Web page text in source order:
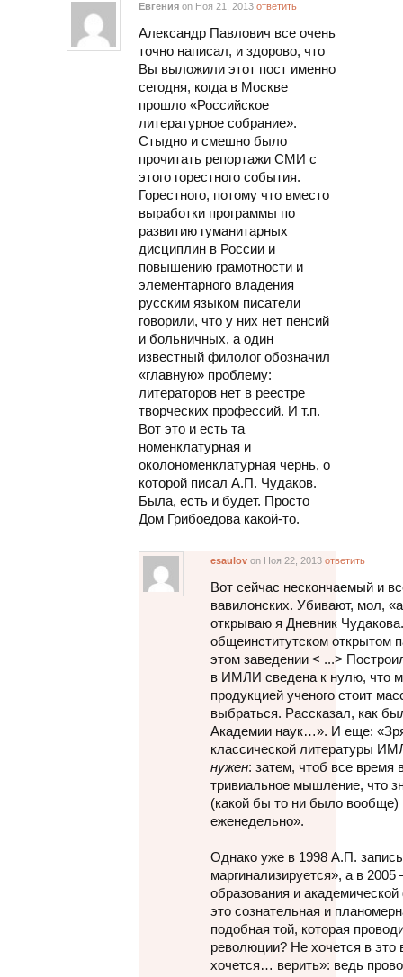
Евгения on Ноя 21, 2013 ответить
Александр Павлович все очень
точно написал, и здорово, что
Вы выложили этот пост именно
сегодня, когда в Москве
прошло «Российское
литературное собрание».
Стыдно и смешно было
прочитать репортажи СМИ с
этого горестного события.
Горестного, потому что вместо
выработки программы по
развитию гуманитарных
дисциплин в России и
повышению грамотности и
элементарного владения
русским языком писатели
говорили, что у них нет пенсий
и больничных, а один
известный филолог обозначил
«главную» проблему:
литераторов нет в реестре
творческих профессий. И т.п.
Вот это и есть та
номенклатурная и
околономенклатурная чернь, о
которой писал А.П. Чудаков.
Была, есть и будет. Просто
Дом Грибоедова какой-то.
esaulov on Ноя 22, 2013 ответить
Вот сейчас нескончаемый и
вавилонских. Убивают, мол,
открываю я Дневник
общеинститутском открытом
этом заведении < ...>
в ИМЛИ сведена к нулю, что
продукцией ученого стоит
выбраться. Рассказал, как
Академии наук…». И еще:
классической литературы
нужен: затем, чтоб все время
тривиальное мышление, что
(какой бы то ни было
еженедельно».
Однако уже в 1998 А.П.
маргинализируется», а в
образования и
это сознательная и
подобная той, которая
революции? Не хочется в это
хочется… верить»: ведь